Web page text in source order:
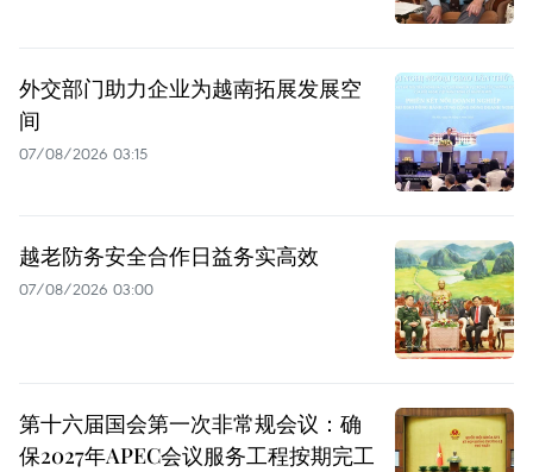
外交部门助力企业为越南拓展发展空
间
07/08/2026 03:15
越老防务安全合作日益务实高效
07/08/2026 03:00
第十六届国会第一次非常规会议：确
保2027年APEC会议服务工程按期完工